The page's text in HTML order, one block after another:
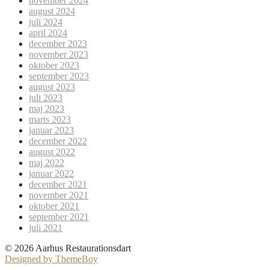
august 2024
juli 2024
april 2024
december 2023
november 2023
oktober 2023
september 2023
august 2023
juli 2023
maj 2023
marts 2023
januar 2023
december 2022
august 2022
maj 2022
januar 2022
december 2021
november 2021
oktober 2021
september 2021
juli 2021
© 2026 Aarhus Restaurationsdart
Designed by ThemeBoy